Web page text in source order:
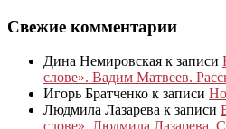
Свежие комментарии
Дина Немировская к записи
слове». Вадим Матвеев.
Игорь Братченко к записи
Людмила Лазарева к записи